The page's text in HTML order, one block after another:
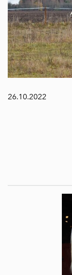
26.10.2022